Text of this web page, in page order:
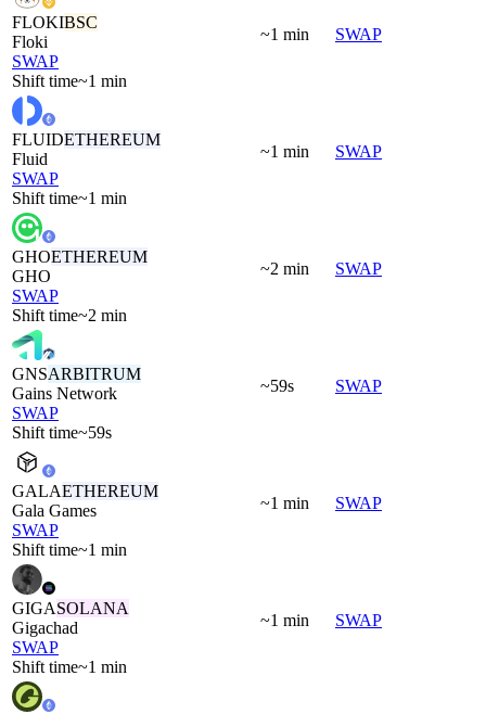
FLOKIBSC
Floki
SWAP
Shift time~1 min
~1 min SWAP
FLUIDETHEREUM
Fluid
SWAP
Shift time~1 min
~1 min SWAP
GHOETHEREUM
GHO
SWAP
Shift time~2 min
~2 min SWAP
GNSARBITRUM
Gains Network
SWAP
Shift time~59s
~59s SWAP
GALAETHEREUM
Gala Games
SWAP
Shift time~1 min
~1 min SWAP
GIGASOLANA
Gigachad
SWAP
Shift time~1 min
~1 min SWAP